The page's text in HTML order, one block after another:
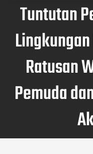
Tuntutan
Ratusan
Pemuda